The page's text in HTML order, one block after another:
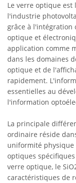
Le verre optique
l'industrie
grâce à l'intégration
optique et
application comme
dans les domaines
optique et de
rapidement.
essentielles au
l'information
La principale
ordinaire réside
uniformité physique
optiques
verre optique, le
caractéristiques de